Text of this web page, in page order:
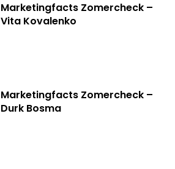
Marketingfacts Zomercheck –
Vita Kovalenko
Marketingfacts Zomercheck –
Durk Bosma